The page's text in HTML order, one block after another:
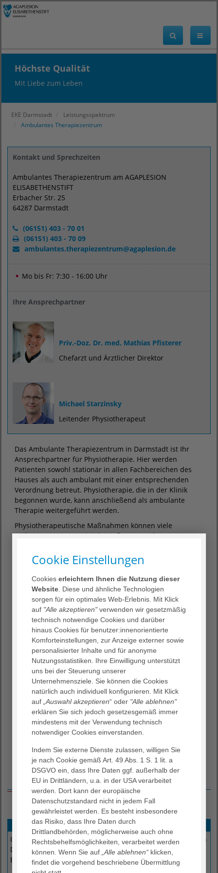
Höchste Qualität
Mit Liebe zum Leben
EKE Darmstadt
Leistungsspektrum
Ambulantes Therapiezentrum
Kontakt und Sprechzeiten
Ambulantes Therapiezentrum am AGAPLESION
ELISABETHENSTIFT
Erbacher Str. 25
64287 Darmstadt
(06151) 403 - 70 01
(06151) 403 - 70 09
ambulantes.therapiezentrum@agaplesion.de
Mo bis Fr: 7:30 - 16:00 Uhr
Ihre Ansprechpartner
Priv.-Doz. Dr. med. Mathias Pfisterer
Chefarzt und Ärztlicher Direktor
Michael Starzinsky
Leitender Physiotherapeut
Das Ambulante Therapiezentrum in Darmstadt ist Ihr
Ansprechpartner für Physiotherapie. Hier werden
Patienten sowohl stationär in allen Fachbereichen des
Hauses als auch ambulant mit einer entsprechenden
Verordnung betreut. Physiotherapie, die in der Klinik
begonnen wurde, kann anschließend als ambulante
Therapie weitergeführt werden.
Physiotherapeutische Maßnahmen können viele
Heilungsprozesse positiv beeinflussen und unterstützen
nach Operationen
mit Gehstörungen
mit entzündlichen Gelenkerkrankungen
mit Herzerkrankungen
mit Atemwegserkrankungen
mit neurologischen Erkrankungen
und nach langer Bettruhe
Aktuelle Informationen über Stellenangebote finden Sie
in unserem Agaplesion JobFinder.
Zustimmung zum "YouTube"
Cookie um diesen Inhalt
anzuzeigen
Datenschutz |Impressum
Leistungsspektrum
Physiotherapie
Ihre Physiotherapeuten im Ambulanten Therapiezentrum in
Darmstadt bieten Ihnen eine individuell auf Ihre
Bedürfnisse abgestimmte ganzheitliche Therapie.
Cookie Einstellungen
Cookieserleichtern Ihnen die Nutzung dieser
Website . Diese und ähnliche Technologien
sorgen für ein optimales Web-Erlebnis. Mit Klick
auf "Alle akzeptieren"verwenden wir gesetzmäßig
technisch notwendige Cookies und darüber
hinaus Cookies für benutzer:innenorientierte
Komforteinstellungen, zur Anzeige externer sowie
personalisierter Inhalte und für anonyme
Nutzungsstatistiken. Ihre Einwilligung unterstützt
uns bei der Steuerung unserer
Unternehmensziele. Sie können die Cookies
natürlich auch individuell konfigurieren. Mit Klick
auf „Auswahl akzeptieren“ oder "Alle ablehnen"
erklären Sie sich jedoch gesetzesgemäß immer
mindestens mit der Verwendung technisch
notwendiger Cookies einverstanden.
Indem Sie externe Dienste zulassen, willigen Sie
je nach Cookie gemäß Art. 49 Abs. 1 S. 1 lit. a
DSGVO ein, dass Ihre Daten ggf. außerhalb der
EU in Drittländern, u.a. in der USA verarbeitet
werden. Dort kann der europäische
Datenschutzstandard nicht in jedem Fall
gewährleistet werden. Es besteht insbesondere
das Risiko, dass Ihre Daten durch
Drittlandbehörden, möglicherweise auch ohne
Rechtsbehelfsmöglichkeiten, verarbeitet werden
können. Wenn Sie auf „Alle ablehnen“ klicken,
findet die vorgehend beschriebene Übermittlung